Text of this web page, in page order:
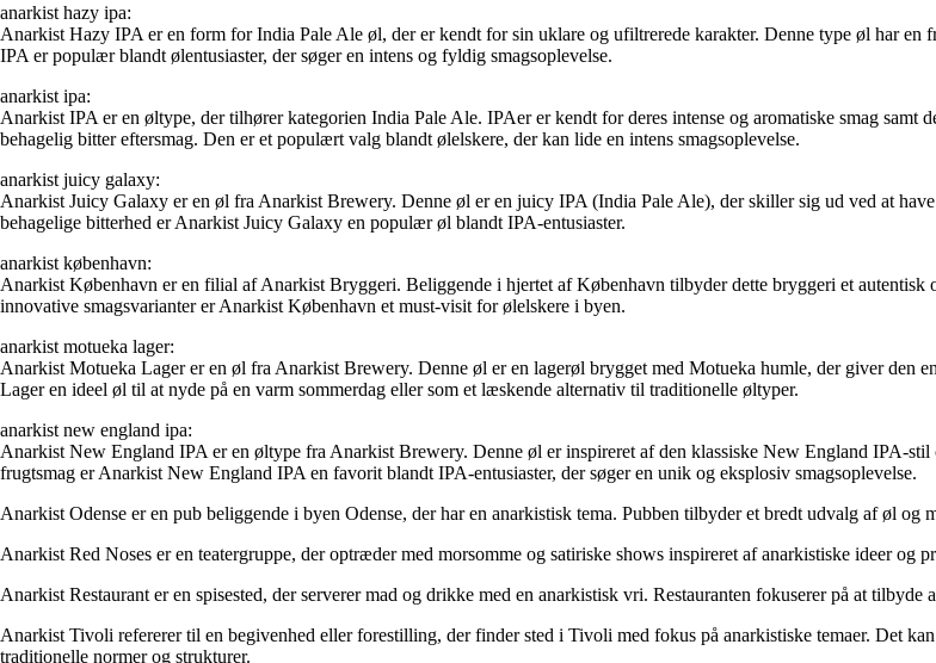
anarkist hazy ipa:
Anarkist Hazy IPA er en form for India Pale Ale øl, der er kendt for sin uklare og ufiltrerede karakter. Denne type øl har en
IPA er populær blandt ølentusiaster, der søger en intens og fyldig smagsoplevelse.
anarkist ipa:
Anarkist IPA er en øltype, der tilhører kategorien India Pale Ale. IPAer er kendt for deres intense og aromatiske smag
behagelig bitter eftersmag. Den er et populært valg blandt ølelskere, der kan lide en intens smagsoplevelse.
anarkist juicy galaxy:
Anarkist Juicy Galaxy er en øl fra Anarkist Brewery. Denne øl er en juicy IPA (India Pale Ale), der skiller sig ud ved at
behagelige bitterhed er Anarkist Juicy Galaxy en populær øl blandt IPA-entusiaster.
anarkist københavn:
Anarkist København er en filial af Anarkist Bryggeri. Beliggende i hjertet af København tilbyder dette bryggeri et
innovative smagsvarianter er Anarkist København et must-visit for ølelskere i byen.
anarkist motueka lager:
Anarkist Motueka Lager er en øl fra Anarkist Brewery. Denne øl er en lagerøl brygget med Motueka humle, der giver den
Lager en ideel øl til at nyde på en varm sommerdag eller som et læskende alternativ til traditionelle øltyper.
anarkist new england ipa:
Anarkist New England IPA er en øltype fra Anarkist Brewery. Denne øl er inspireret af den klassiske New England IPA-
frugtsmag er Anarkist New England IPA en favorit blandt IPA-entusiaster, der søger en unik og eksplosiv smagsoplevelse.
Anarkist Odense er en pub beliggende i byen Odense, der har en anarkistisk tema. Pubben tilbyder et bredt udvalg af øl og
Anarkist Red Noses er en teatergruppe, der optræder med morsomme og satiriske shows inspireret af anarkistiske ideer
Anarkist Restaurant er en spisested, der serverer mad og drikke med en anarkistisk vri. Restauranten fokuserer på at
Anarkist Tivoli refererer til en begivenhed eller forestilling, der finder sted i Tivoli med fokus på anarkistiske temaer. Det
traditionelle normer og strukturer.